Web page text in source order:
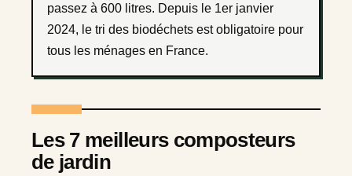
passez à 600 litres. Depuis le 1er janvier
2024, le tri des biodéchets est obligatoire pour
tous les ménages en France.
Les 7 meilleurs composteurs
de jardin